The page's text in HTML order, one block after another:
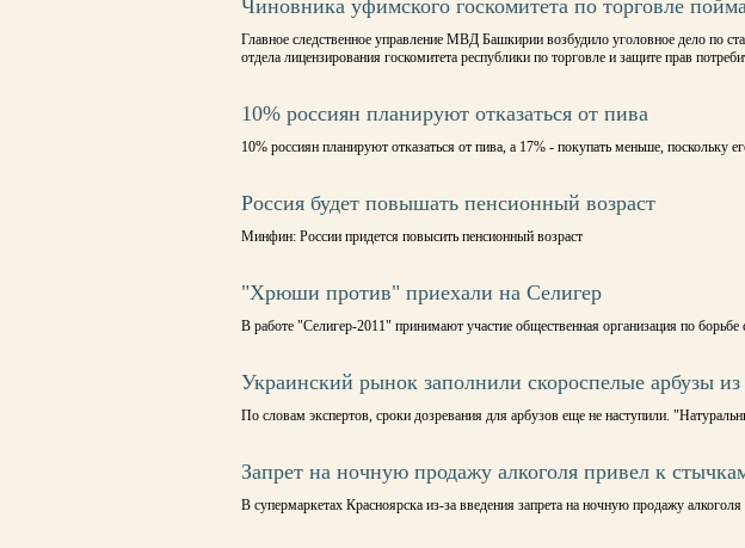
Чиновника уфимского госкомитета по торговле
Главное следственное управление МВД Башкирии возбудило уголовное дело по
отдела лицензирования госкомитета республики по торговле и защите прав
10% россиян планируют отказаться от пива
10% россиян планируют отказаться от пива, а 17% - покупать меньше, поскольку
Россия будет повышать пенсионный возраст
Минфин: России придется повысить пенсионный возраст
"Хрюши против" приехали на Селигер
В работе "Селигер-2011" принимают участие общественная организация по
Украинский рынок заполнили скороспелые арбузы
По словам экспертов, сроки дозревания для арбузов еще не наступили.
Запрет на ночную продажу алкоголя привел к
В супермаркетах Красноярска из-за введения запрета на ночную продажу